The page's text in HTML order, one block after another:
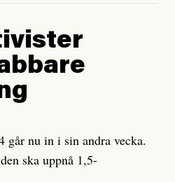
går nu in i sin andra vecka.
ska uppnå 1,5-